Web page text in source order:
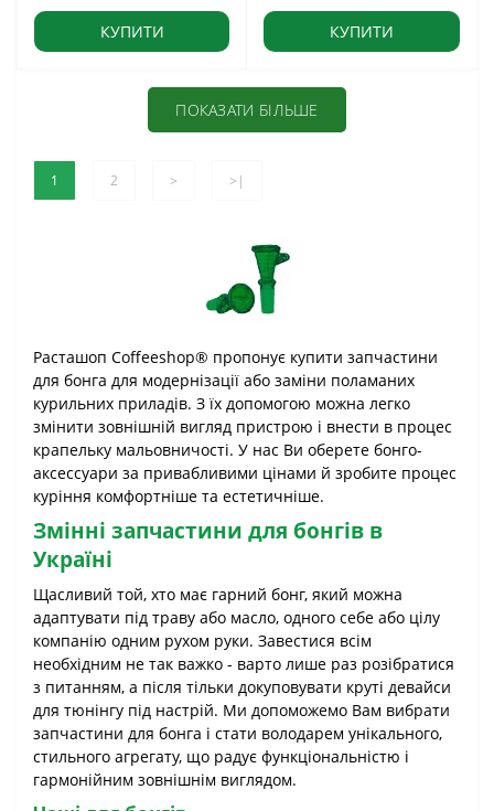
КУПИТИ КУПИТИ
ПОКАЗАТИ БІЛЬШЕ
1 2 > >|
Расташоп Coffeeshop® пропонує купити запчастини
для бонга для модернізації або заміни поламаних
курильних приладів. З їх допомогою можна легко
змінити зовнішній вигляд пристрою і внести в процес
крапельку мальовничості. У нас Ви оберете бонго-
аксессуари за привабливими цінами й зробите процес
куріння комфортніше та естетичніше.
Змінні запчастини для бонгів в
Україні
Щасливий той, хто має гарний бонг, який можна
адаптувати під траву або масло, одного себе або цілу
компанію одним рухом руки. Завестися всім
необхідним не так важко - варто лише раз розібратися
з питанням, а після тільки докуповувати круті девайси
для тюнінгу під настрій. Ми допоможемо Вам вибрати
запчастини для бонга і стати володарем унікального,
стильного агрегату, що радує функціональністю і
гармонійним зовнішнім виглядом.